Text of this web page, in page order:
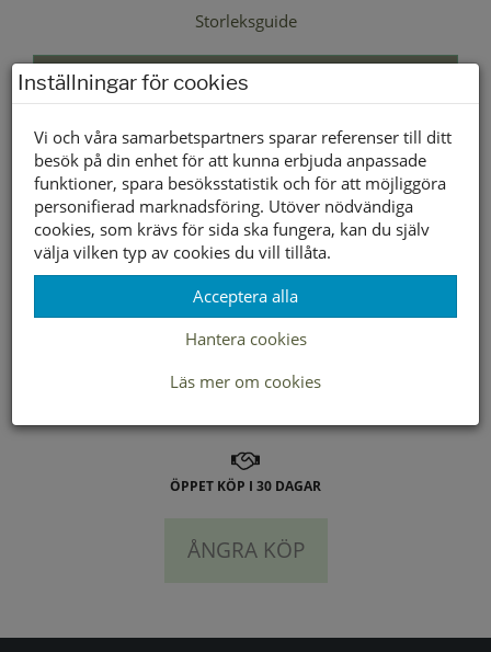
Storleksguide
Slut i webbshopen
Lagerstatus per butik
Butik
Borlänge
Buffert lager
FRAKT 49:-
ÖPPET KÖP I 30 DAGAR
ÅNGRA KÖP
Inställningar för cookies
Vi och våra samarbetspartners sparar referenser till ditt
besök på din enhet för att kunna erbjuda anpassade
funktioner, spara besöksstatistik och för att möjliggöra
personifierad marknadsföring. Utöver nödvändiga
cookies, som krävs för sida ska fungera, kan du själv
välja vilken typ av cookies du vill tillåta.
Acceptera alla
Hantera cookies
Läs mer om cookies